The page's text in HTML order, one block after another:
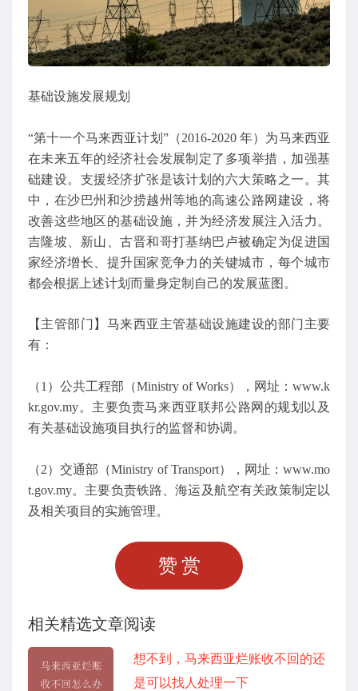
基础设施发展规划
“第十一个马来西亚计划”（2016-2020 年）为马来西亚
在未来五年的经济社会发展制定了多项举措，加强基
础建设。支援经济扩张是该计划的六大策略之一。其
中，在沙巴州和沙捞越州等地的高速公路网建设，将
改善这些地区的基础设施，并为经济发展注入活力。
吉隆坡、新山、古晋和哥打基纳巴卢被确定为促进国
家经济增长、提升国家竞争力的关键城市，每个城市
都会根据上述计划而量身定制自己的发展蓝图。
【主管部门】马来西亚主管基础设施建设的部门主要
有：
（1）公共工程部（Ministry of Works），网址：www.k
kr.gov.my。主要负责马来西亚联邦公路网的规划以及
有关基础设施项目执行的监督和协调。
（2）交通部（Ministry of Transport），网址：www.mo
t.gov.my。主要负责铁路、海运及航空有关政策制定以
及相关项目的实施管理。
赞赏
相关精选文章阅读
想不到，马来西亚烂账收不回的还
是可以找人处理一下